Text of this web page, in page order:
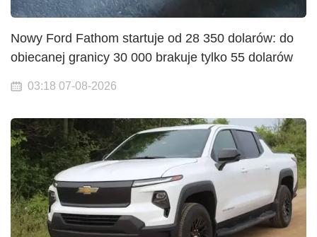
Nowy Ford Fathom startuje od 28 350 dolarów: do
obiecanej granicy 30 000 brakuje tylko 55 dolarów
03:18 07-08-2026